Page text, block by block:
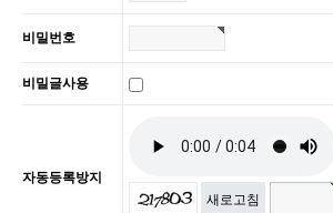
비밀번호
비밀글사용
자동등록방지
새로고침